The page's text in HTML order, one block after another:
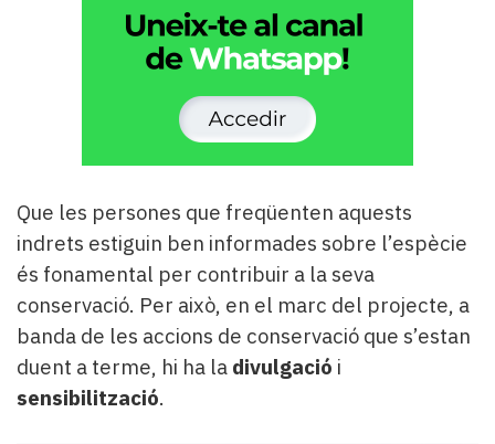
Que les persones que freqüenten aquests
indrets estiguin ben informades sobre l’espècie
és fonamental per contribuir a la seva
conservació. Per això, en el marc del projecte, a
banda de les accions de conservació que s’estan
duent a terme, hi ha la divulgació i
sensibilització.